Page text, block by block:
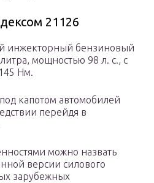
21126
инжекторный бензиновый
мощностью 98 л. с., с
Нм.
капотом автомобилей
перейдя в
можно назвать
версии силового
зарубежных